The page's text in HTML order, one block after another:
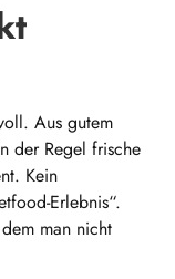
Aus gutem
der Regel frische
Kein
Erlebnis“.
man nicht